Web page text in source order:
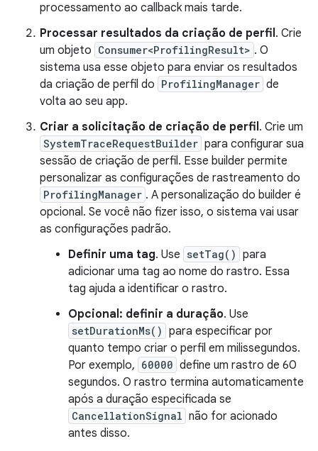
processamento ao callback mais tarde.
Processar resultados da criação de perfil. Crie
um objeto Consumer<ProfilingResult> . O
sistema usa esse objeto para enviar os resultados
da criação de perfil do ProfilingManager de
volta ao seu app.
Criar a solicitação de criação de perfil. Crie um
SystemTraceRequestBuilder para configurar sua
sessão de criação de perfil. Esse builder permite
personalizar as configurações de rastreamento do
ProfilingManager . A personalização do builder é
opcional. Se você não fizer isso, o sistema vai usar
as configurações padrão.
Definir uma tag. Use setTag() para
adicionar uma tag ao nome do rastro. Essa
tag ajuda a identificar o rastro.
Opcional: definir a duração. Use
setDurationMs() para especificar por
quanto tempo criar o perfil em milissegundos.
Por exemplo, 60000 define um rastro de 60
segundos. O rastro termina automaticamente
após a duração especificada se
CancellationSignal não for acionado
antes disso.